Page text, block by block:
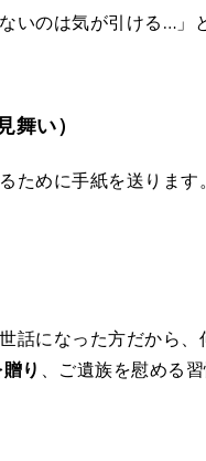
いのは気が引ける…
舞い）
ために手紙を送ります
話になった方だから
り 、ご遺族を慰める